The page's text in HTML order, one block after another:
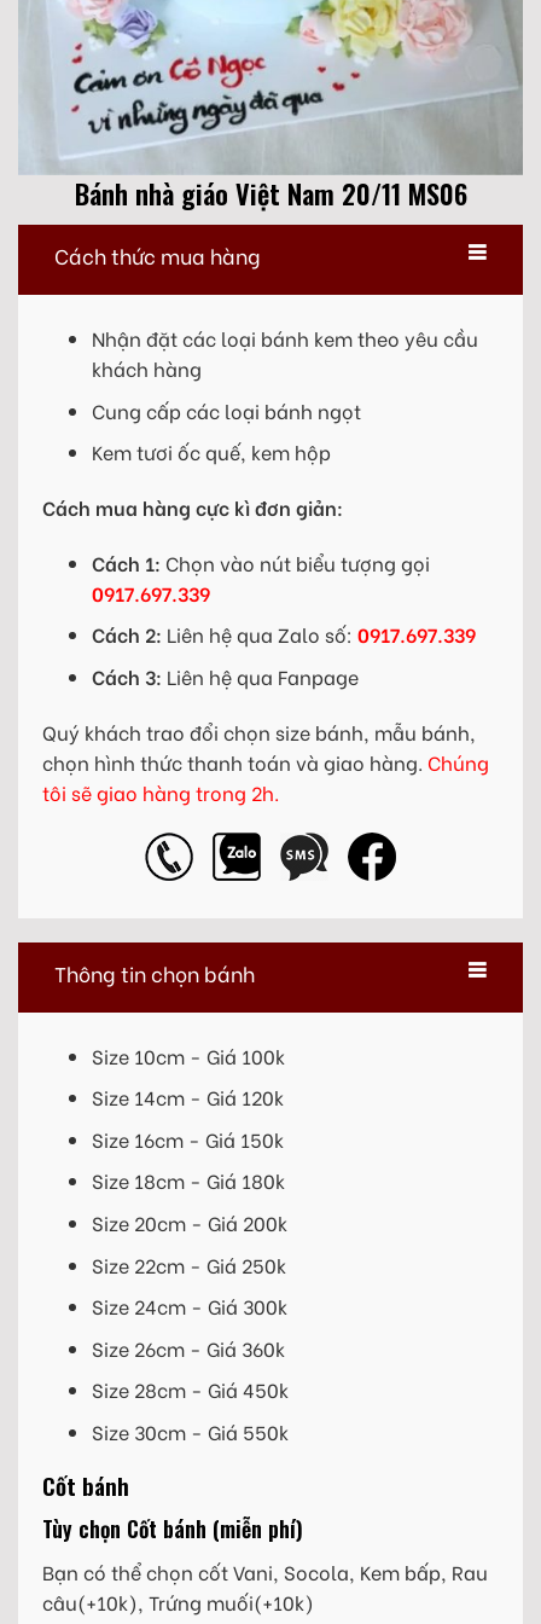
Bánh nhà giáo Việt Nam 20/11 MS06
Cách thức mua hàng
Nhận đặt các loại bánh kem theo yêu cầu
khách hàng
Cung cấp các loại bánh ngọt
Kem tươi ốc quế, kem hộp
Cách mua hàng cực kì đơn giản:
Cách 1: Chọn vào nút biểu tượng gọi
0917.697.339
Cách 2: Liên hệ qua Zalo số: 0917.697.339
Cách 3: Liên hệ qua Fanpage
Quý khách trao đổi chọn size bánh, mẫu bánh,
chọn hình thức thanh toán và giao hàng. Chúng
tôi sẽ giao hàng trong 2h.
Thông tin chọn bánh
Size 10cm - Giá 100k
Size 14cm - Giá 120k
Size 16cm - Giá 150k
Size 18cm - Giá 180k
Size 20cm - Giá 200k
Size 22cm - Giá 250k
Size 24cm - Giá 300k
Size 26cm - Giá 360k
Size 28cm - Giá 450k
Size 30cm - Giá 550k
Cốt bánh
Tùy chọn Cốt bánh (miễn phí)
Bạn có thể chọn cốt Vani, Socola, Kem bấp, Rau
câu(+10k), Trứng muối(+10k)